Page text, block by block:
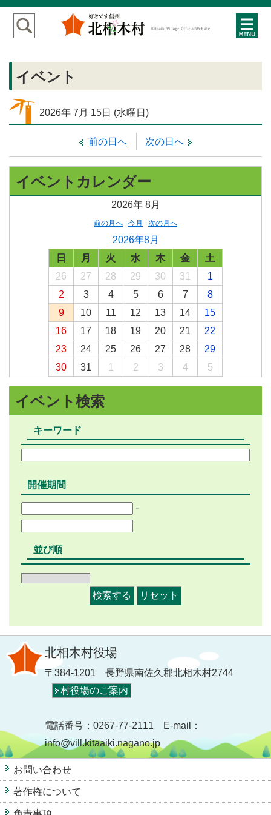
イベント
2026年 7月 15日 (水曜日 )
前の日へ 次の日へ
イベントカレンダー
2026年 8月
前の月へ 今月 次の月へ
2026年8月
日
月 火 水 木 金
土
26
27 28 29 30 31
1
2
3 4 5 6 7
8
9
10 11 12 13 14
15
16
17 18 19 20 21
22
23
24 25 26 27 28
29
30
31 1 2 3 4 5
イベント検索
キーワード
開催期間
-
並び順
北相木村役場
〒384-1201 長野県南佐久郡北相木村2744
村役場のご案内
電話番号：0267-77-2111 E-mail：
info@vill.kitaaiki.nagano.jp
お問い合わせ
著作権について